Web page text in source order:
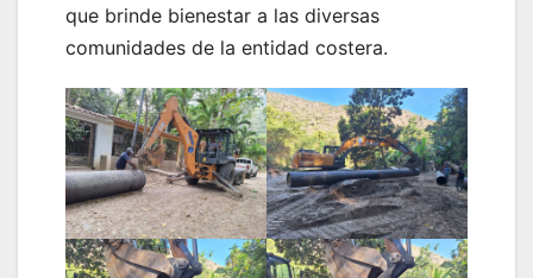
que brinde bienestar a las diversas
comunidades de la entidad costera.